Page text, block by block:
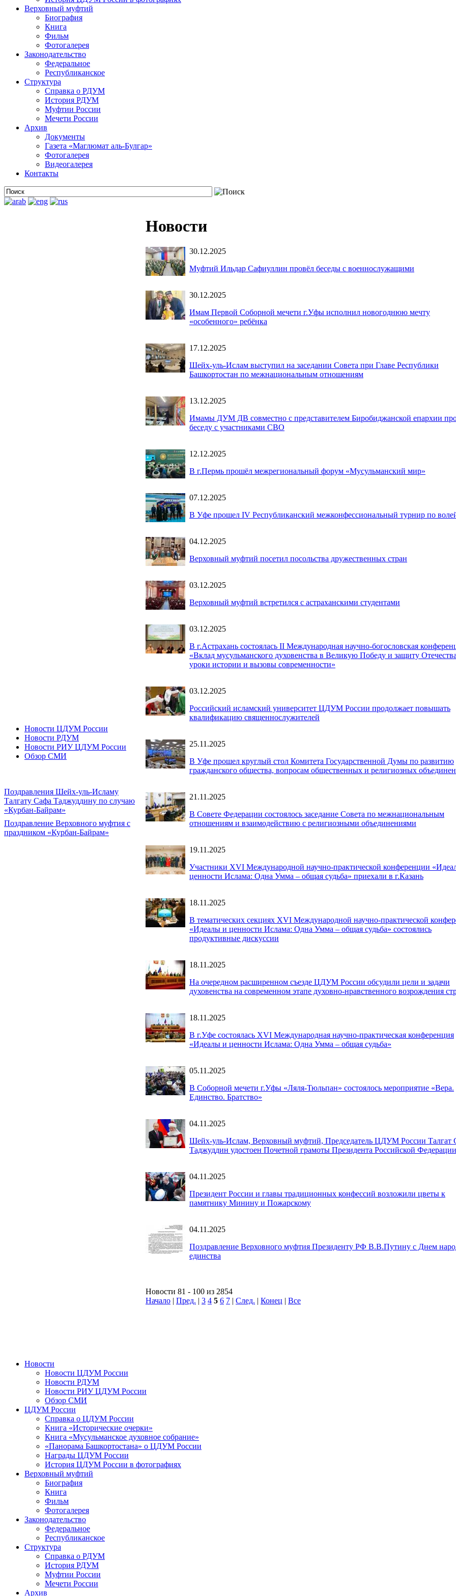
Верховный муфтий
Биография
Книга
Фильм
Фотогалерея
Законодательство
Федеральное
Республиканское
Структура
Справка о РДУМ
История РДУМ
Муфтии России
Мечети России
Архив
Документы
Газета «Маглюмат аль-Булгар»
Фотогалерея
Видеогалерея
Контакты
Новости ЦДУМ России
Новости РДУМ
Новости РИУ ЦДУМ России
Обзор СМИ
Поздравления Шейх-уль-Исламу
Талгату Сафа Таджуддину по случаю
«Курбан-Байрам»
Поздравление Верховного муфтия с
праздником «Курбан-Байрам»
Новости
30.12.2025
Муфтий Ильдар Сафиуллин провёл беседы с военнослужащими
30.12.2025
Имам Первой Соборной мечети г.Уфы исполнил новогоднюю мечту
«особенного» ребёнка
17.12.2025
Шейх-уль-Ислам выступил на заседании Совета при Главе Республики
Башкортостан по межнациональным отношениям
13.12.2025
Имамы ДУМ ДВ совместно с представителем Биробиджанской епархии
беседу с участниками СВО
12.12.2025
В г.Пермь прошёл межрегиональный форум «Мусульманский мир»
07.12.2025
В Уфе прошел IV Республиканский межконфессиональный турнир по
04.12.2025
Верховный муфтий посетил посольства дружественных стран
03.12.2025
Верховный муфтий встретился с астраханскими студентами
03.12.2025
В г.Астрахань состоялась II Международная научно-богословская
«Вклад мусульманского духовенства в Великую Победу и защиту
уроки истории и вызовы современности»
03.12.2025
Российский исламский университет ЦДУМ России продолжает повышать
квалификацию священнослужителей
25.11.2025
В Уфе прошел круглый стол Комитета Государственной Думы по развитию
гражданского общества, вопросам общественных и религиозных
21.11.2025
В Совете Федерации состоялось заседание Совета по межнациональным
отношениям и взаимодействию с религиозными объединениями
19.11.2025
Участники XVI Международной научно-практической конференции
ценности Ислама: Одна Умма – общая судьба» приехали в г.Казань
18.11.2025
В тематических секциях XVI Международной научно-практической
«Идеалы и ценности Ислама: Одна Умма – общая судьба» состоялись
продуктивные дискуссии
18.11.2025
На очередном расширенном съезде ЦДУМ России обсудили цели и задачи
духовенства на современном этапе духовно-нравственного возрождения
18.11.2025
В г.Уфе состоялась XVI Международная научно-практическая конференция
«Идеалы и ценности Ислама: Одна Умма – общая судьба»
05.11.2025
В Соборной мечети г.Уфы «Ляля-Тюльпан» состоялось мероприятие «Вера.
Единство. Братство»
04.11.2025
Шейх-уль-Ислам, Верховный муфтий, Председатель ЦДУМ России Талгат
Таджуддин удостоен Почетной грамоты Президента Российской Федерации
04.11.2025
Президент России и главы традиционных конфессий возложили цветы к
памятнику Минину и Пожарскому
04.11.2025
Поздравление Верховного муфтия Президенту РФ В.В.Путину с Днем
единства
Новости 81 - 100 из 2854
Начало | Пред. | 3 4 5 6 7 | След. | Конец | Все
Новости
Новости ЦДУМ России
Новости РДУМ
Новости РИУ ЦДУМ России
Обзор СМИ
ЦДУМ России
Справка о ЦДУМ России
Книга «Исторические очерки»
Книга «Мусульманское духовное собрание»
«Панорама Башкортостана» о ЦДУМ России
Награды ЦДУМ России
История ЦДУМ России в фотографиях
Верховный муфтий
Биография
Книга
Фильм
Фотогалерея
Законодательство
Федеральное
Республиканское
Структура
Справка о РДУМ
История РДУМ
Муфтии России
Мечети России
Архив